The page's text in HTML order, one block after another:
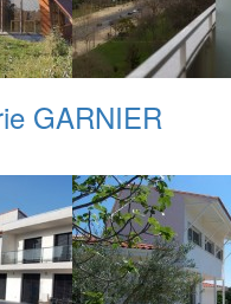
GARNIER